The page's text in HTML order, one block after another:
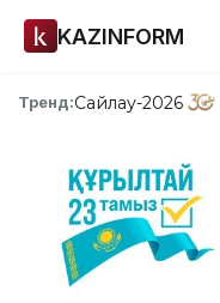
KAZINFORM
Тренд:Сайлау-2026